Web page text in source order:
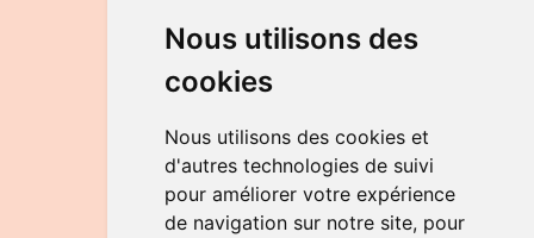
Nous utilisons des
cookies
Nous utilisons des cookies et
d'autres technologies de suivi
pour améliorer votre expérience
de navigation sur notre site, pour
DU LUNDI AU VENDREDI
de 9h à 12h30 et de 14h à 18h
LE SAMEDI
de 9h à 12h30
NOUS CONTACTER